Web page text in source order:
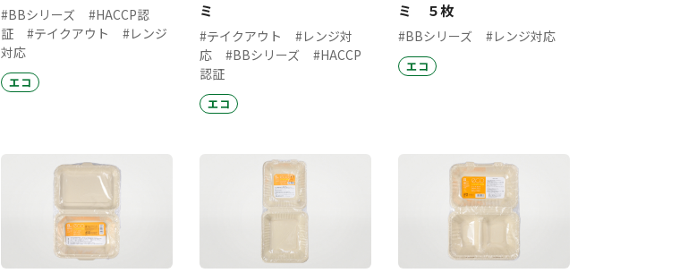
#BBシリーズ
#HACCP認
証
#テイクアウト
#レンジ
対応
エコ
ミ
#テイクアウト
#レンジ対
応
#BBシリーズ
#HACCP
認証
エコ
ミ ５枚
#BBシリーズ #レンジ対応
エコ